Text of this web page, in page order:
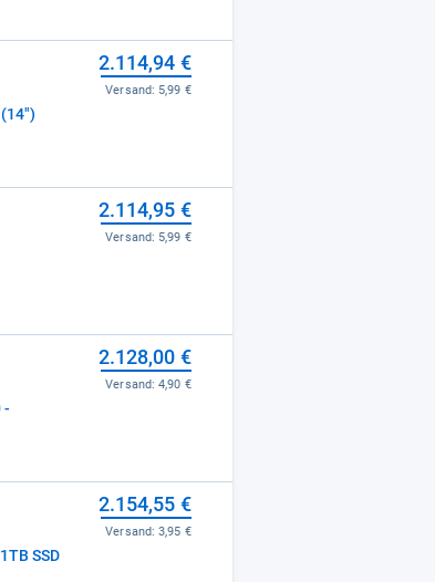
2.114,94 €
Versand: 5,99 €
2.114,95 €
Versand: 5,99 €
-
2.128,00 €
Versand:4,90 €
SSD
2.154,55 €
Versand:3,95 €